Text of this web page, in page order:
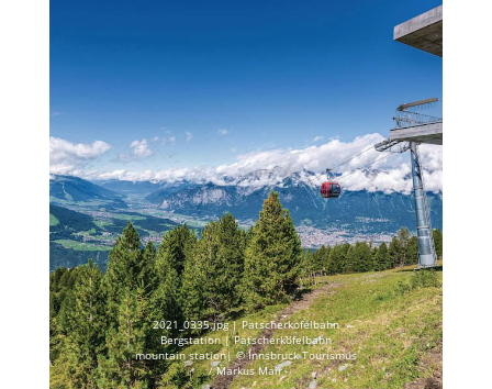
2021_0335.jpg | Patscherkofelbahn
Bergstation | Patscherkofelbahn
mountain station| © Innsbruck Tourismus
/ Markus Mair